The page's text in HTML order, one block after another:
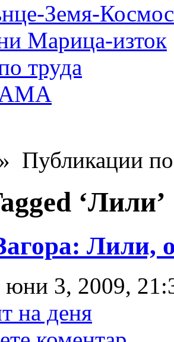
Земя-Космос
Марица-изток
труда
Публикации по
‘Лили’
Лили,
юни 3, 2009,
на деня